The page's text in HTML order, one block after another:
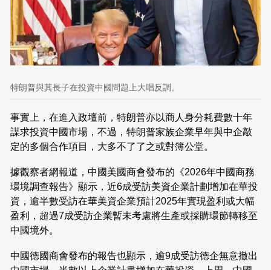
特朗普與其長子在投資中國問題上大唱反調。
事實上，在進入政壇前，特朗普亦以商人身分耗費數十年
謀求投資中國市場，不過，特朗普家族企業早年與中企敲
定的多個合作項目，大多不了了之或對簿公堂。
據觀察者網報道，中國美國商會發布的《2026年中國商務
環境調查報告》顯示，近6成受訪美資企業計劃增加在華投
資，逾半數受訪在華美資企業預計2025年實現盈利或大幅
盈利，超過7成受訪企業暫未考慮將生產或採購環節轉移至
中國境外。
中國德國商會發布的報告也顯示，逾9成受訪德企無意撤出